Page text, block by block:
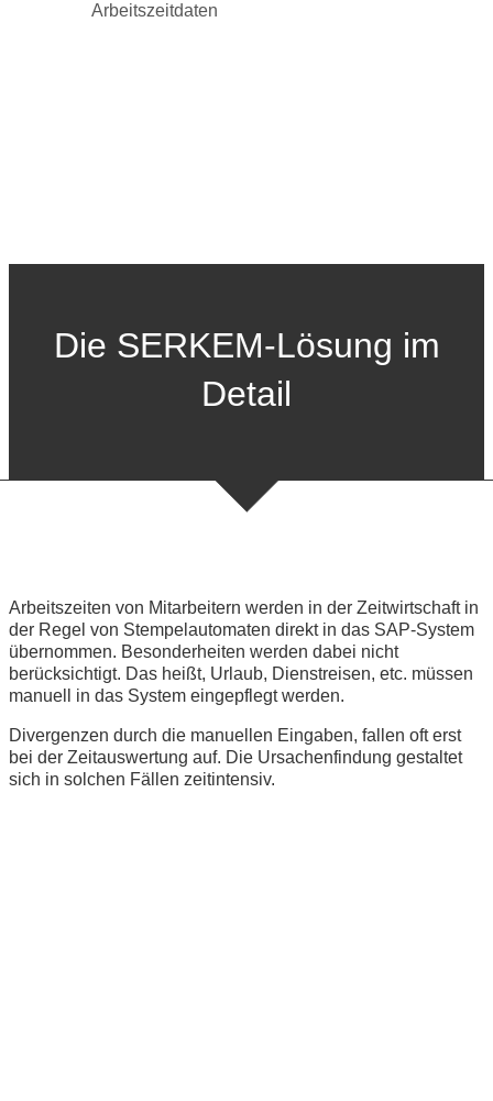
Arbeitszeitdaten
Die SERKEM-Lösung im
Detail
Arbeitszeiten von Mitarbeitern werden in der Zeitwirtschaft in
der Regel von Stempelautomaten direkt in das SAP-System
übernommen. Besonderheiten werden dabei nicht
berücksichtigt. Das heißt, Urlaub, Dienstreisen, etc. müssen
manuell in das System eingepflegt werden.
Divergenzen durch die manuellen Eingaben, fallen oft erst
bei der Zeitauswertung auf. Die Ursachenfindung gestaltet
sich in solchen Fällen zeitintensiv.